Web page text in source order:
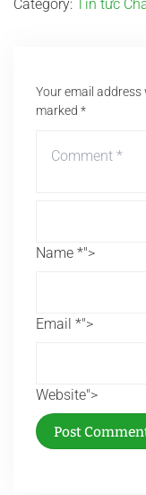
Category: Tin tức
Your email address
marked *
Name *">
Email *">
Website">
Post